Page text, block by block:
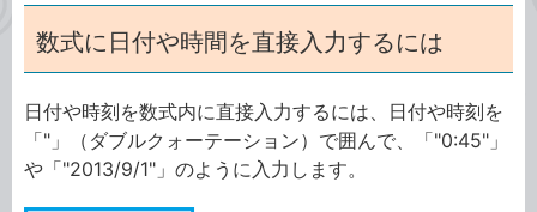
数式に日付や時間を直接入力するには
日付や時刻を数式内に直接入力するには、日付や時刻を
「"」（ダブルクォーテーション）で囲んで、「"0:45"」
や「"2013/9/1"」のように入力します。